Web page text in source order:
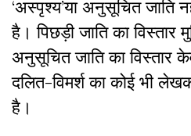
‘अस्पृश्य’या अनुसूचित जाति
है। पिछड़ी जाति का
अनुसूचित जाति का विस्तार
दलित-विमर्श का कोई भी
है।